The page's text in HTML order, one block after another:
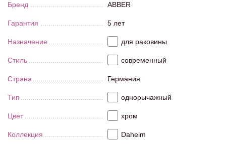
Бренд ABBER
Гарантия 5 лет
Назначение для раковины
Стиль современный
Страна Германия
Тип однорычажный
Цвет хром
Коллекция Daheim